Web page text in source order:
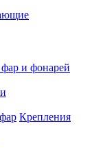
и фонарей
Крепления